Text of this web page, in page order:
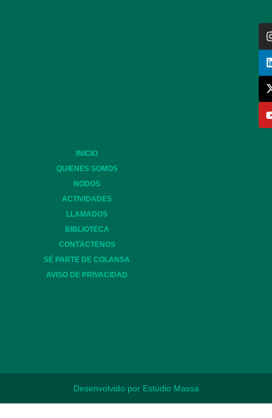
INICIO
QUIENES SOMOS
NODOS
ACTIVIDADES
LLAMADOS
BIBLIOTECA
CONTÁCTENOS
SÉ PARTE DE COLANSA
AVISO DE PRIVACIDAD
Desenvolvido por Estúdio Massa